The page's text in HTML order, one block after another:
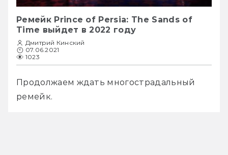
Ремейк Prince of Persia: The Sands of
Time выйдет в 2022 году
Дмитрий Кинский
07.06.2021
1023
Продолжаем ждать многострадальный
ремейк.